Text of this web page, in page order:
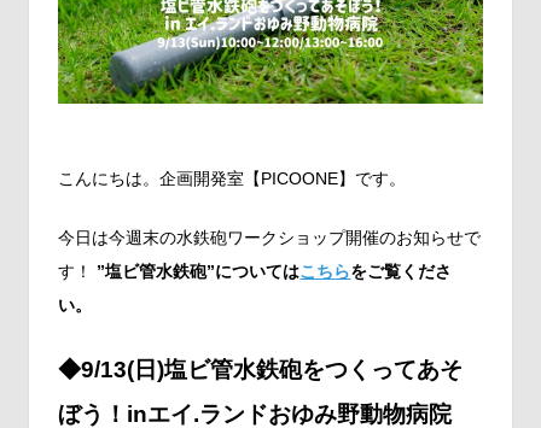
こんにちは。企画開発室【PICOONE】です。
今日は今週末の水鉄砲ワークショップ開催のお知らせで
す！ ”塩ビ管水鉄砲”についてはこちらをご覧くださ
い。
◆9/13(日)塩ビ管水鉄砲をつくってあそ
ぼう！inエイ.ランドおゆみ野動物病院